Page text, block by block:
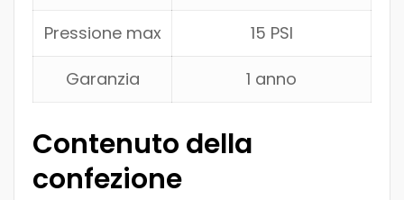
Pressione max 15 PSI
Garanzia 1 anno
Contenuto della
confezione